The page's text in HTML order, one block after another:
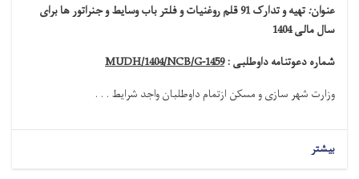
عنوان:
تهیه و تدارک 91 قلم روغنیات و فلتر باب وسایط و جنراتور ها برای
سال مالی 1404
شماره دعوتنامه داوطلبی :MUDH/1404/NCB/G-1459
وزارت شهر سازی و مسکن ازتمام داوطلبان واجد شرایط . . .
بیشتر